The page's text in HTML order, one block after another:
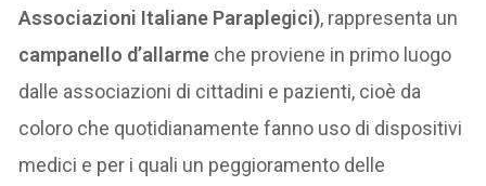
Associazioni Italiane Paraplegici), rappresenta un
campanello d’allarme che proviene in primo luogo
dalle associazioni di cittadini e pazienti, cioè da
coloro che quotidianamente fanno uso di dispositivi
medici e per i quali un peggioramento delle